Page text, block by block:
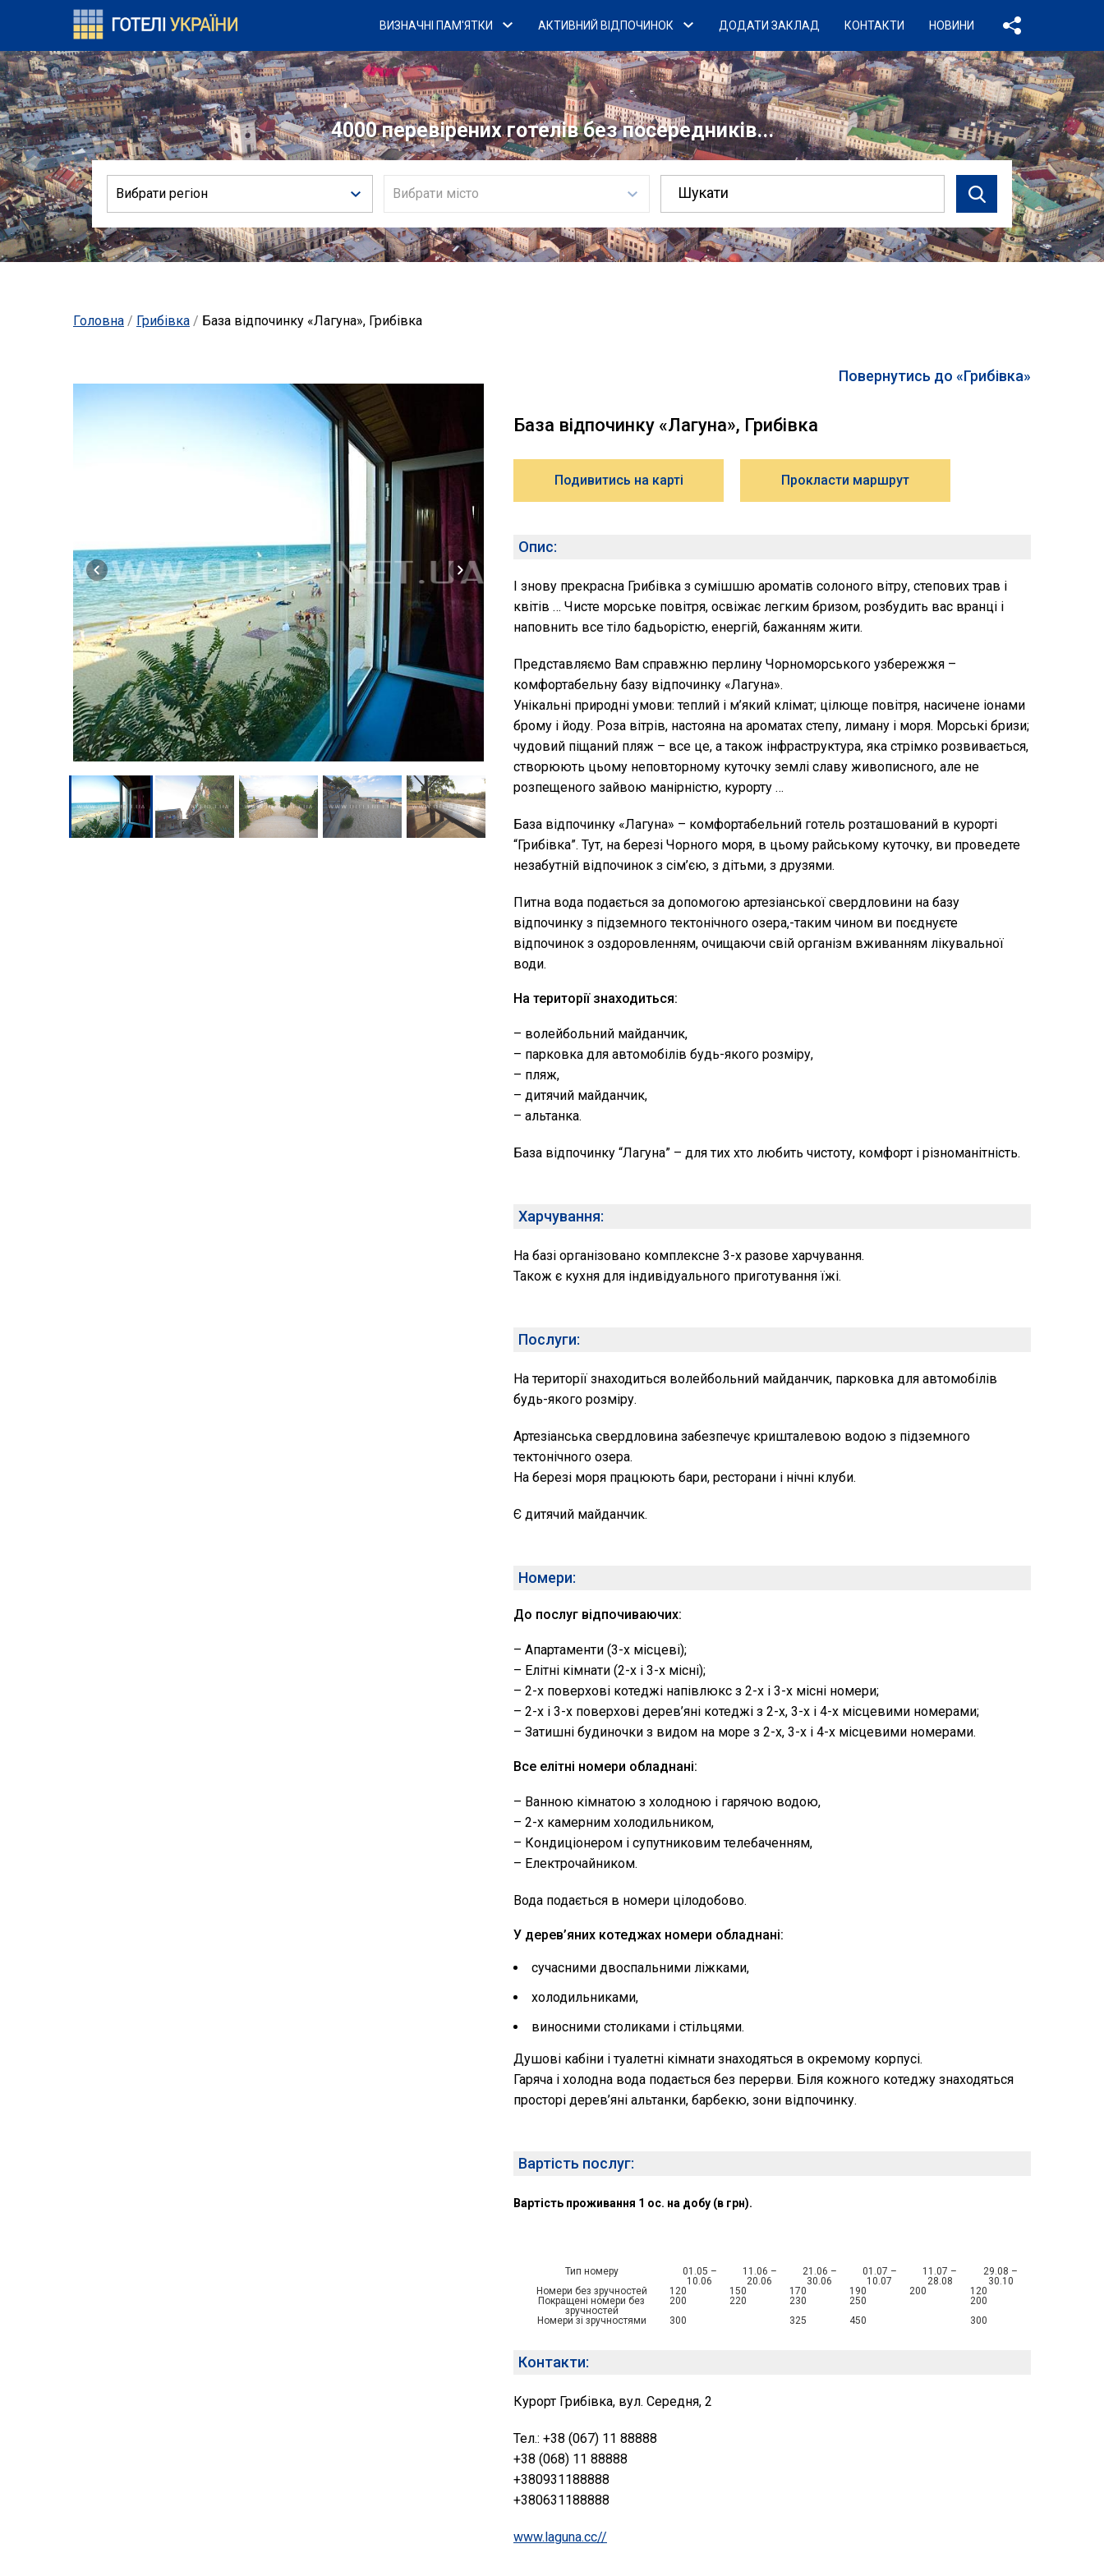
ВИЗНАЧНІ ПАМ'ЯТКИ АКТИВНИЙ ВІДПОЧИНОК ДОДАТИ ЗАКЛАД КОНТАКТИ НОВИНИ
4000 перевірених готелів без посередників...
Вибрати регіон Вибрати місто
Головна / Грибівка / База відпочинку «Лагуна», Грибівка
Повернутись до «Грибівка»
База відпочинку «Лагуна», Грибівка
Подивитись на карті Прокласти маршрут
Опис:
І знову прекрасна Грибівка з сумішшю ароматів солоного вітру, степових трав і
квітів … Чисте морське повітря, освіжає легким бризом, розбудить вас вранці і
наповнить все тіло бадьорістю, енергій, бажанням жити.
Представляємо Вам справжню перлину Чорноморського узбережжя –
комфортабельну базу відпочинку «Лагуна».
Унікальні природні умови: теплий і м’який клімат; цілюще повітря, насичене іонами
брому і йоду. Роза вітрів, настояна на ароматах степу, лиману і моря. Морські бризи;
чудовий піщаний пляж – все це, а також інфраструктура, яка стрімко розвивається,
створюють цьому неповторному куточку землі славу живописного, але не
розпещеного зайвою манірністю, курорту …
База відпочинку «Лагуна» – комфортабельний готель розташований в курорті
“Грибівка”. Тут, на березі Чорного моря, в цьому райському куточку, ви проведете
незабутній відпочинок з сім’єю, з дітьми, з друзями.
Питна вода подається за допомогою артезіанської свердловини на базу
відпочинку з підземного тектонічного озера,-таким чином ви поєднуєте
відпочинок з оздоровленням, очищаючи свій організм вживанням лікувальної
води.
На території знаходиться:
– волейбольний майданчик,
– парковка для автомобілів будь-якого розміру,
– пляж,
– дитячий майданчик,
– альтанка.
База відпочинку “Лагуна” – для тих хто любить чистоту, комфорт і різноманітність.
Харчування:
На базі організовано комплексне 3-х разове харчування.
Також є кухня для індивідуального приготування їжі.
Послуги:
На території знаходиться волейбольний майданчик, парковка для автомобілів
будь-якого розміру.
Артезіанська свердловина забезпечує кришталевою водою з підземного
тектонічного озера.
На березі моря працюють бари, ресторани і нічні клуби.
Є дитячий майданчик.
Номери:
До послуг відпочиваючих:
– Апартаменти (3-х місцеві);
– Елітні кімнати (2-х і 3-х місні);
– 2-х поверхові котеджі напівлюкс з 2-х і 3-х місні номери;
– 2-х і 3-х поверхові дерев’яні котеджі з 2-х, 3-х і 4-х місцевими номерами;
– Затишні будиночки з видом на море з 2-х, 3-х і 4-х місцевими номерами.
Все елітні номери обладнані:
– Ванною кімнатою з холодною і гарячою водою,
– 2-х камерним холодильником,
– Кондиціонером і супутниковим телебаченням,
– Електрочайником.
Вода подається в номери цілодобово.
У дерев’яних котеджах номери обладнані:
сучасними двоспальними ліжками,
холодильниками,
виносними столиками і стільцями.
Душові кабіни і туалетні кімнати знаходяться в окремому корпусі.
Гаряча і холодна вода подається без перерви. Біля кожного котеджу знаходяться
просторі дерев’яні альтанки, барбекю, зони відпочинку.
Вартість послуг:
Вартість проживання 1 ос. на добу (в грн).
Тип номеру
01.05 –
10.06
11.06 –
20.06
21.06 –
30.06
01.07 –
10.07
11.07 –
28.08
29.08 –
30.10
Номери без зручностей
120 150 170 190 200
120
Покращені номери без
зручностей
200 220 230 250
200
Номери зі зручностями
300 325 450 300
Контакти:
Курорт Грибівка, вул. Середня, 2
Тел.: +38 (067) 11 88888
+38 (068) 11 88888
+380931188888
+380631188888
www.laguna.cc//